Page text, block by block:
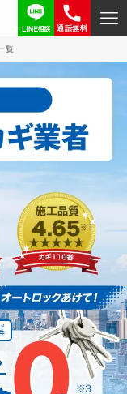
通話無料
覧